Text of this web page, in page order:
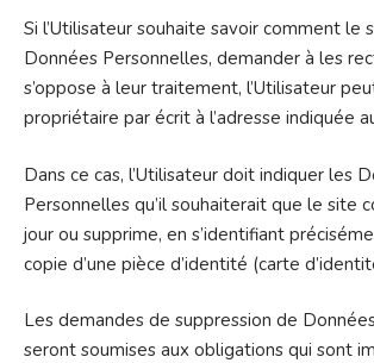
Si l’Utilisateur souhaite savoir comment le
Données Personnelles, demander à les
s’oppose à leur traitement, l’Utilisateur
propriétaire par écrit à l’adresse indiquée
Dans ce cas, l’Utilisateur doit indiquer les
Personnelles qu’il souhaiterait que le site
jour ou supprime, en s’identifiant
copie d’une pièce d’identité (carte
Les demandes de suppression de
seront soumises aux obligations qui sont